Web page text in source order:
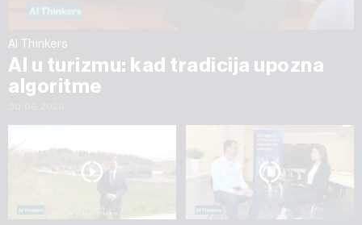
AI Thinkers
AI u turizmu: kad tradicija upozna
algoritme